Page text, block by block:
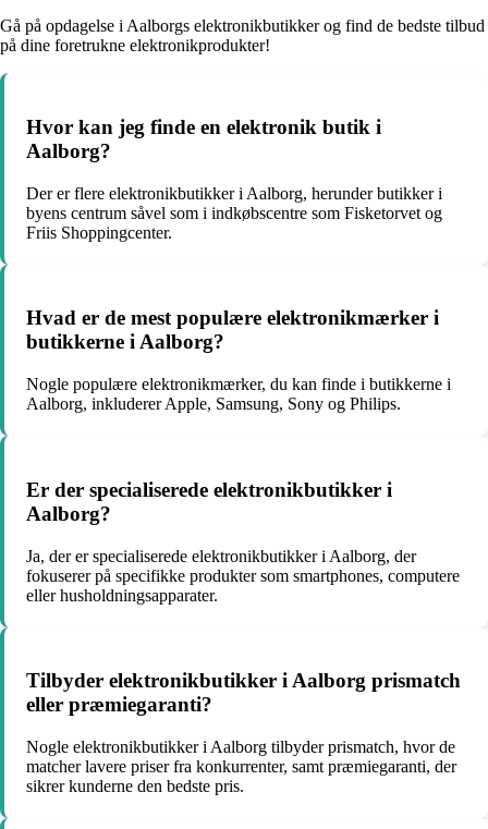
Gå på opdagelse i Aalborgs elektronikbutikker og find de bedste tilbud
på dine foretrukne elektronikprodukter!
Hvor kan jeg finde en elektronik butik i
Aalborg?
Der er flere elektronikbutikker i Aalborg, herunder butikker i
byens centrum såvel som i indkøbscentre som Fisketorvet og
Friis Shoppingcenter.
Hvad er de mest populære elektronikmærker i
butikkerne i Aalborg?
Nogle populære elektronikmærker, du kan finde i butikkerne i
Aalborg, inkluderer Apple, Samsung, Sony og Philips.
Er der specialiserede elektronikbutikker i
Aalborg?
Ja, der er specialiserede elektronikbutikker i Aalborg, der
fokuserer på specifikke produkter som smartphones, computere
eller husholdningsapparater.
Tilbyder elektronikbutikker i Aalborg prismatch
eller præmiegaranti?
Nogle elektronikbutikker i Aalborg tilbyder prismatch, hvor de
matcher lavere priser fra konkurrenter, samt præmiegaranti, der
sikrer kunderne den bedste pris.